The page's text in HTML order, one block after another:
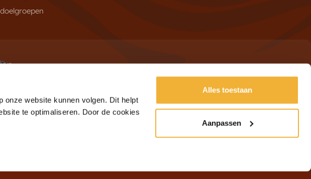
onze website kunnen volgen. Dit helpt
te optimaliseren. Door de cookies
Alles toestaan
Aanpassen
Schrijf je in
Algemene VoorwaardenPrivacyKlachten